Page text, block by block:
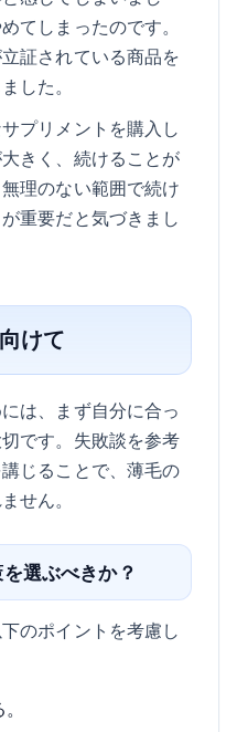
てしまったのです。
証されている商品を
した。
プリメントを購入し
きく、続けることが
理のない範囲で続け
重要だと気づきまし
けて
は、まず自分に合っ
です。失敗談を参考
じることで、薄毛の
せん。
選ぶべきか？
のポイントを考慮し